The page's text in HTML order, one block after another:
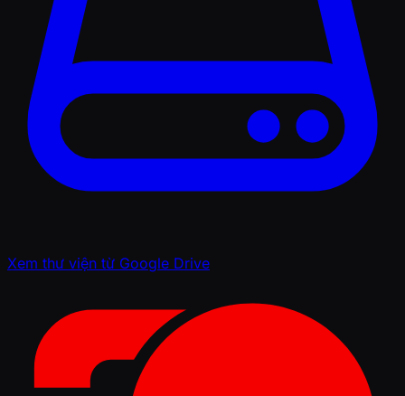
Xem thư viện từ Google Drive